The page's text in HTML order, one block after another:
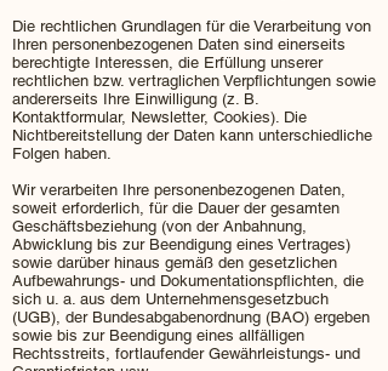
Die rechtlichen Grundlagen für die Verarbeitung von
Ihren personenbezogenen Daten sind einerseits
berechtigte Interessen, die Erfüllung unserer
rechtlichen bzw. vertraglichen Verpflichtungen sowie
andererseits Ihre Einwilligung (z. B.
Kontaktformular, Newsletter, Cookies). Die
Nichtbereitstellung der Daten kann unterschiedliche
Folgen haben.
Wir verarbeiten Ihre personenbezogenen Daten,
soweit erforderlich, für die Dauer der gesamten
Geschäftsbeziehung (von der Anbahnung,
Abwicklung bis zur Beendigung eines Vertrages)
sowie darüber hinaus gemäß den gesetzlichen
Aufbewahrungs- und Dokumentationspflichten, die
sich u. a. aus dem Unternehmensgesetzbuch
(UGB), der Bundesabgabenordnung (BAO) ergeben
sowie bis zur Beendigung eines allfälligen
Rechtsstreits, fortlaufender Gewährleistungs- und